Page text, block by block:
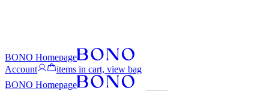
BONO Homepage
Account
items in cart, view bag
BONO Homepage